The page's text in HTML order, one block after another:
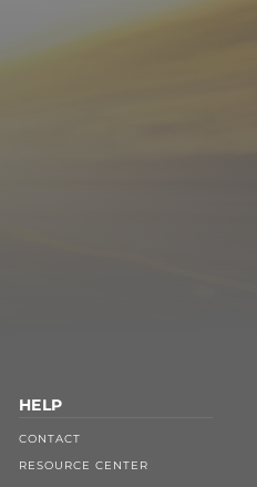
HELP
CONTACT
RESOURCE CENTER